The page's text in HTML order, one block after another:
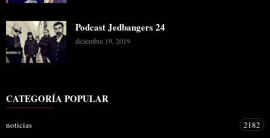
Podcast Jedbangers 24
diciembre 19, 2019
CATEGORÍA POPULAR
noticias
2182